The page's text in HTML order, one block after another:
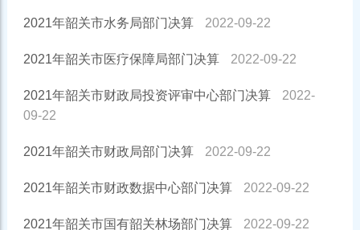
2021年韶关市水务局部门决算 2022-09-22
2021年韶关市医疗保障局部门决算 2022-09-22
2021年韶关市财政局投资评审中心部门决算
2022-
09-22
2021年韶关市财政局部门决算 2022-09-22
2021年韶关市财政数据中心部门决算 2022-09-22
2021年韶关市国有韶关林场部门决算 2022-09-22